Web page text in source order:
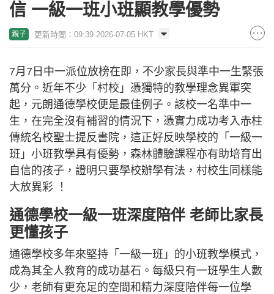
信 一級一班小班顯教學優勢
親子 更新時間：09:39 2026-07-05 HKT
7月7日中一派位放榜在即，不少家長與準中一生緊張
萬分。近年不少「村校」憑獨特的教學理念異軍突
起，元朗通德學校便是最佳例子。該校一名準中一
生，在完全沒有補習的情況下，憑實力成功考入赤柱
傳統名校聖士提反書院，這正好反映學校的「一級一
班」小班教學具有優勢，森林體驗課程亦有助培育出
自信的孩子，證明只要學校辦學有法，村校生同樣能
大放異彩 ！
通德學校一級一班深度陪伴 老師比家長
更懂孩子
通德學校多年來堅持「一級一班」的小班教學模式，
成為其全人教育的成功基石。每級只有一班學生人數
少，老師有更充足的空間和精力深度陪伴每一位學